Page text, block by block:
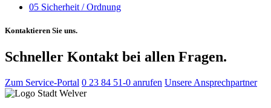
05 Sicherheit / Ordnung
Kontaktieren Sie uns.
Schneller Kontakt bei allen Fragen.
Zum Service-Portal 0 23 84 51-0 anrufen Unsere Ansprechpartner